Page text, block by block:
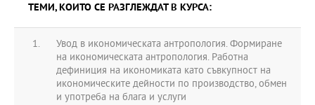
ТЕМИ, КОИТО СЕ РАЗГЛЕЖДАТ В КУРСА:
Увод в икономическата антропология. Формиране
на икономическата антропология. Работна
дефиниция на икономиката като съвкупност на
икономическите дейности по производство, обмен
и употреба на блага и услуги